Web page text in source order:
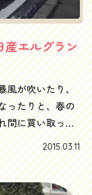
ください。お
0120-505-289
り。このまま乗
なじむ感じで
安でお譲りしま
割り切った男
ませ。ジムニ
までフリーダ
産エルグラン
が吹いたり、
ったりと、春の
間に買い取った
年近く前の車な
、査定額に結構
2015.03.11